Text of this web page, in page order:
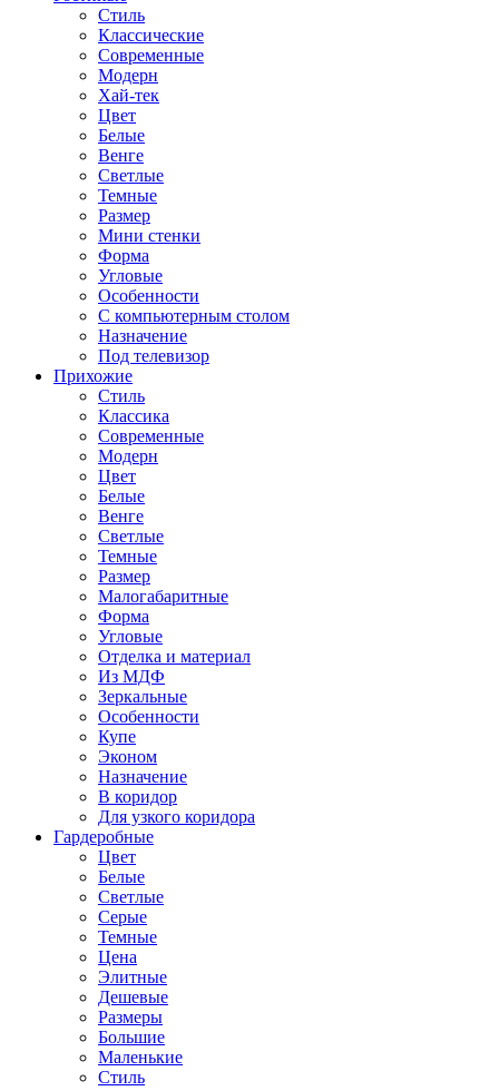
Стиль
Классические
Современные
Модерн
Хай-тек
Цвет
Белые
Венге
Светлые
Темные
Размер
Мини стенки
Форма
Угловые
Особенности
С компьютерным столом
Назначение
Под телевизор
Прихожие
Стиль
Классика
Современные
Модерн
Цвет
Белые
Венге
Светлые
Темные
Размер
Малогабаритные
Форма
Угловые
Отделка и материал
Из МДФ
Зеркальные
Особенности
Купе
Эконом
Назначение
В коридор
Для узкого коридора
Гардеробные
Цвет
Белые
Светлые
Серые
Темные
Цена
Элитные
Дешевые
Размеры
Большие
Маленькие
Стиль